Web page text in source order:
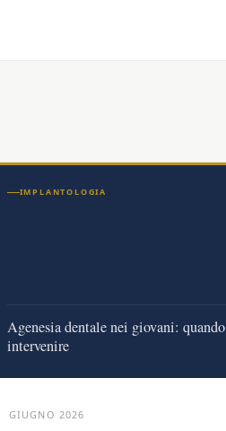
IMPLANTOLOGIA
Agenesia dentale nei giovani: quando
intervenire
GIUGNO 2026